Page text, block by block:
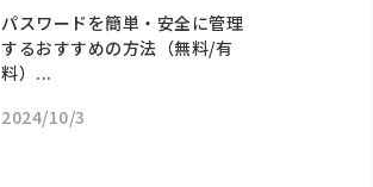
パスワードを簡単・安全に管理
するおすすめの方法（無料/有
料）...
2024/10/3